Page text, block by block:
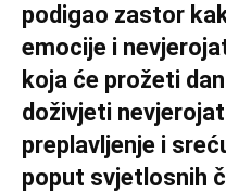
podigao zastor
emocije i
koja će prožeti
doživjeti
preplavljenje i
poput svjetlosnih